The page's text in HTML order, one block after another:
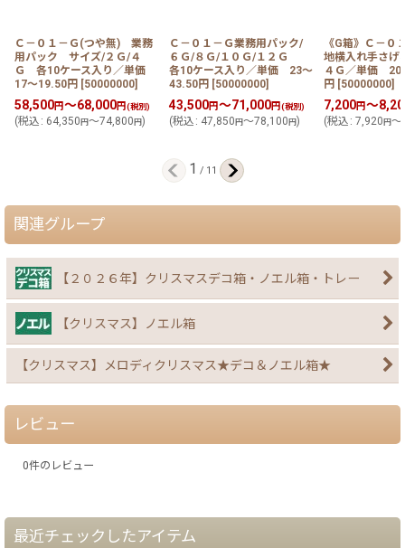
Ｃ－０１－Ｇ(つや無) 業務
用パック サイズ/２Ｇ/４
Ｇ 各10ケース入り／単価
17〜19.50円 [50000000]
58,500円～68,000円(税別)
(税込 : 64,350円～74,800円)
Ｃ－０１－Ｇ業務用パック/
６Ｇ/８Ｇ/１０Ｇ/１２Ｇ
各10ケース入り／単価 23〜
43.50円 [50000000]
43,500円～71,000円(税別)
(税込 : 47,850円～78,100円)
《G箱》Ｃ－０
地横入れ手さげ
４Ｇ／単価
円 [50000000]
7,200円～
(税込 : 7,920円～
1 / 11
関連グループ
【２０２６年】クリスマスデコ箱・ノエル箱・トレー
【クリスマス】ノエル箱
【クリスマス】メロディクリスマス★デコ＆ノエル箱★
レビュー
0件のレビュー
最近チェックしたアイテム